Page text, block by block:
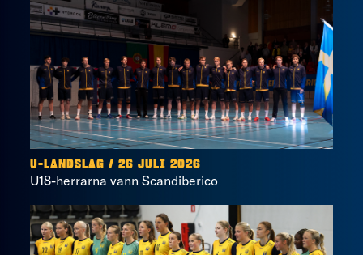
U-LANDSLAG / 26 JULI 2026
U18-herrarna vann Scandiberico